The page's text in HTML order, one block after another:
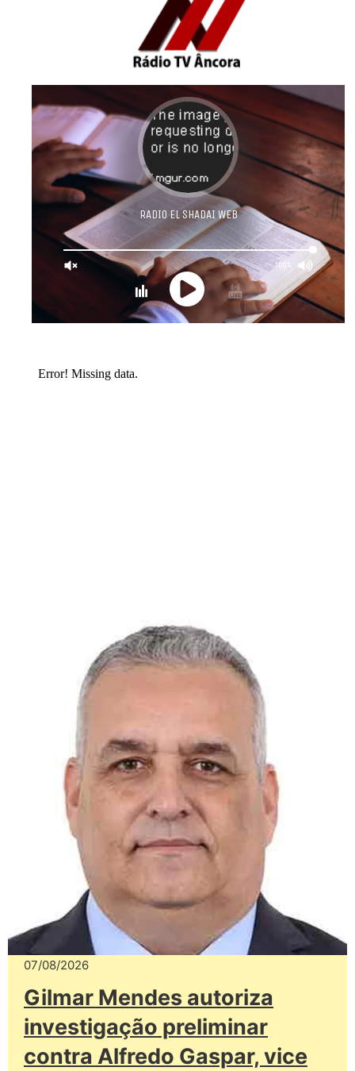
07/08/2026
Gilmar Mendes autoriza
investigação preliminar
contra Alfredo Gaspar, vice